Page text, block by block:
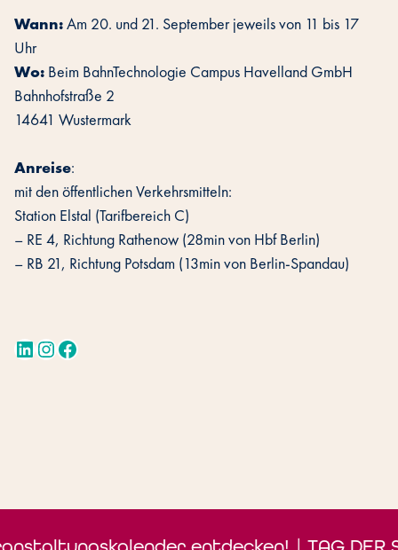
Wann:Am 20. und 21. September jeweils von 11 bis 17
Uhr
Wo: Beim BahnTechnologie Campus Havelland GmbH
Bahnhofstraße 2
14641 Wustermark
Anreise:
mit den öffentlichen Verkehrsmitteln:
Station Elstal (Tarifbereich C)
– RE 4, Richtung Rathenow (28min von Hbf Berlin)
– RB 21, Richtung Potsdam (13min von Berlin-Spandau)
LinkedIn Instagram Facebook